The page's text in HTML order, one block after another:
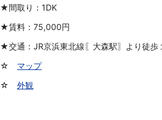
★間取り：1DK
★賃料：75,000円
★交通：JR京浜東北線〖大森駅〗より徒歩
☆ マップ
☆ 外観